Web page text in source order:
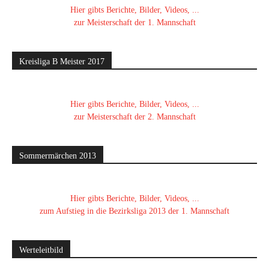
Hier gibts Berichte, Bilder, Videos, ...
zur Meisterschaft der 1. Mannschaft
Kreisliga B Meister 2017
Hier gibts Berichte, Bilder, Videos, ...
zur Meisterschaft der 2. Mannschaft
Sommermärchen 2013
Hier gibts Berichte, Bilder, Videos, ...
zum Aufstieg in die Bezirksliga 2013 der 1. Mannschaft
Werteleitbild